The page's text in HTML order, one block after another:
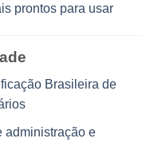
prontos para usar
Brasileira de
administração e